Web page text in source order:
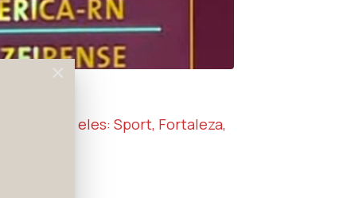
São eles: Sport, Fortaleza,
×